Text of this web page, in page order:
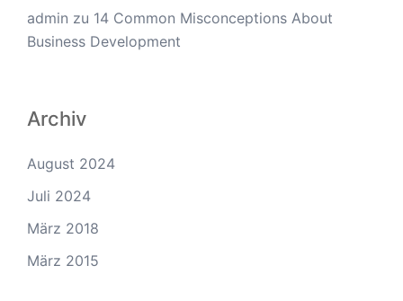
admin zu 14 Common Misconceptions About
Business Development
Archiv
August 2024
Juli 2024
März 2018
März 2015